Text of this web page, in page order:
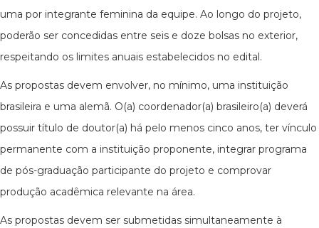
uma por integrante feminina da equipe. Ao longo do projeto,
poderão ser concedidas entre seis e doze bolsas no exterior,
respeitando os limites anuais estabelecidos no edital.
As propostas devem envolver, no mínimo, uma instituição
brasileira e uma alemã. O(a) coordenador(a) brasileiro(a) deverá
possuir título de doutor(a) há pelo menos cinco anos, ter vínculo
permanente com a instituição proponente, integrar programa
de pós-graduação participante do projeto e comprovar
produção acadêmica relevante na área.
As propostas devem ser submetidas simultaneamente à